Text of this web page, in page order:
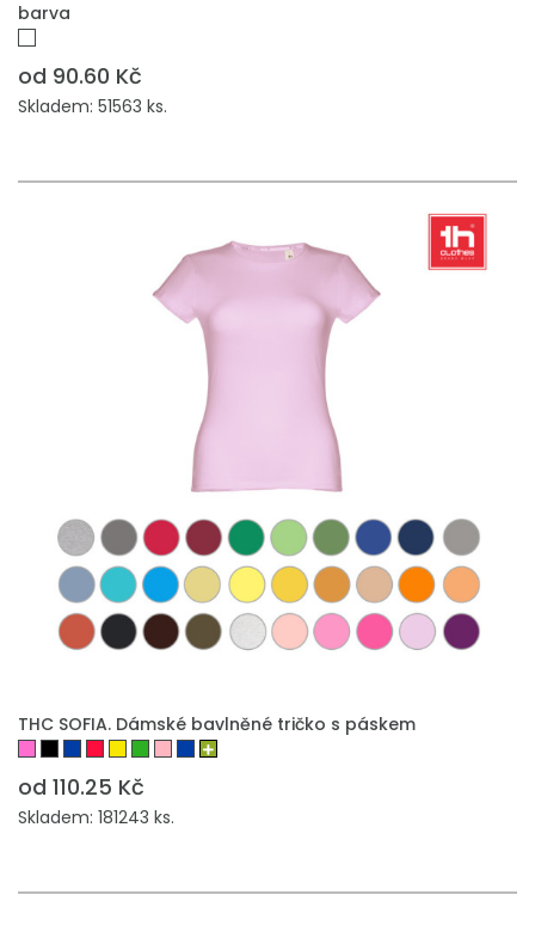
barva
od 90.60 Kč
Skladem: 51563 ks.
THC SOFIA. Dámské bavlněné tričko s páskem
od 110.25 Kč
Skladem: 181243 ks.